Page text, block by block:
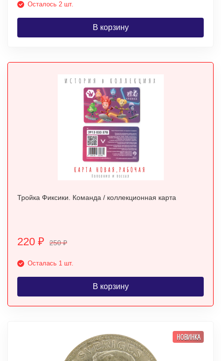
Осталось 2 шт.
В корзину
Тройка Фиксики. Команда / коллекционная карта
220 ₽ 250₽
Осталась 1 шт.
В корзину
НОВИНКА